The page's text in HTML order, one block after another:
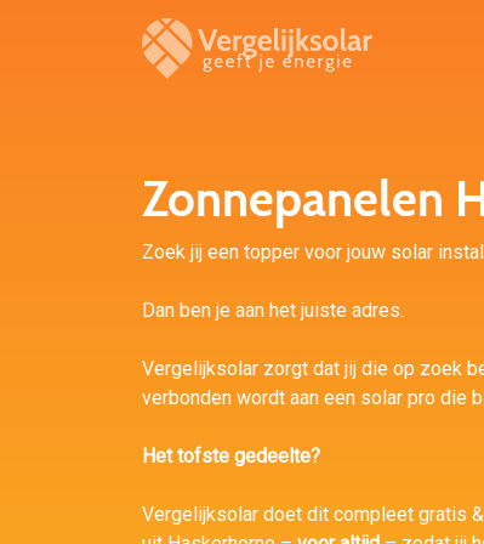
Zonnepanelen
Zoek jij een topper voor jouw solar
Dan ben je aan het juiste adres.
Vergelijksolar zorgt dat jij die op zoek
verbonden wordt aan een solar pro die
Het tofste gedeelte?
Vergelijksolar doet dit compleet gratis